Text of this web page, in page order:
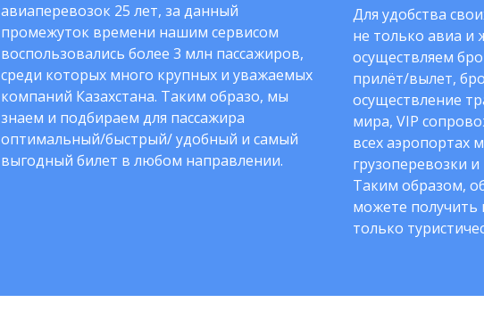
авиаперевозок 25 лет, за данный
промежуток времени нашим сервисом
воспользовались более 3 млн пассажиров,
среди которых много крупных и уважаемых
компаний Казахстана. Таким образо, мы
знаем и подбираем для пассажира
оптимальный/быстрый/ удобный и самый
выгодный билет в любом направлении.
Для удобства
не только авиа и
осуществляем
прилёт/вылет,
осуществление
мира, VIP
всех аэропортах
грузоперевозки
Таким образом,
можете получить
только